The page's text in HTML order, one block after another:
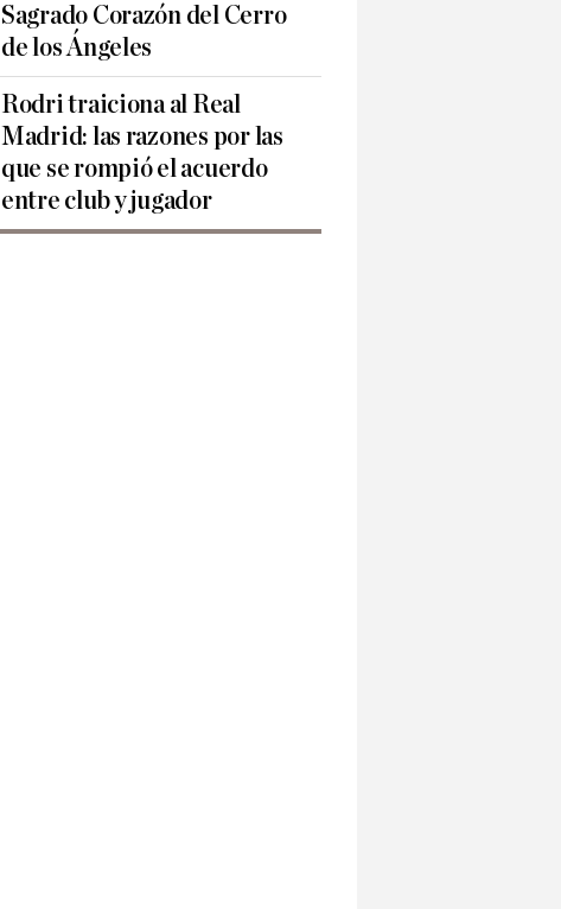
Sagrado Corazón del Cerro
de los Ángeles
Rodri traiciona al Real
Madrid: las razones por las
que se rompió el acuerdo
entre club y jugador